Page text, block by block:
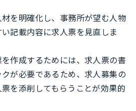
を明確化し、事務所が望む人物
記載内容に求人票を見直しま
作成するためには、求人票の書
が必要であるため、求人募集の
を添削してもらうことが効果的